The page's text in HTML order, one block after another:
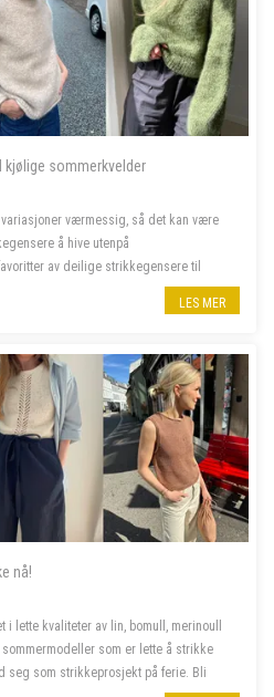
kjølige sommerkvelder
værmessig, så det kan være
å hive utenpå
av deilige strikkegensere til
LES MER
nå!
lette kvaliteter av lin, bomull, merinoull
som er lette å strikke
seg som strikkeprosjekt på ferie. Bli